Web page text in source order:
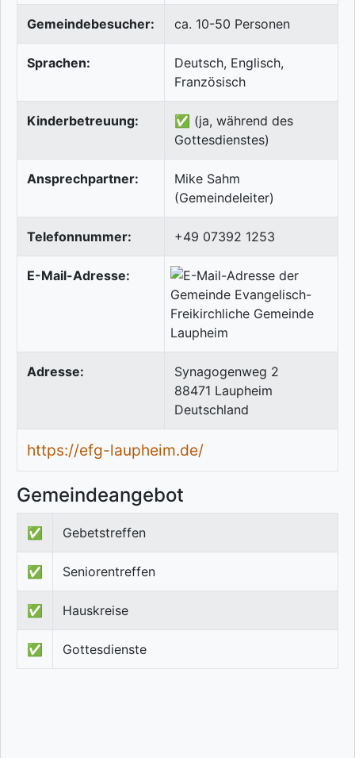
Gemeindebesucher: ca. 10-50 Personen
Sprachen:
Deutsch, Englisch,
Französisch
Kinderbetreuung:
✅ (ja, während des
Gottesdienstes)
Ansprechpartner:
Mike Sahm
(Gemeindeleiter)
Telefonnummer: +49 07392 1253
E-Mail-Adresse:
Adresse:
Synagogenweg 2
88471 Laupheim
Deutschland
https://efg-laupheim.de/
Gemeindeangebot
✅ Gebetstreffen
✅ Seniorentreffen
✅ Hauskreise
✅ Gottesdienste